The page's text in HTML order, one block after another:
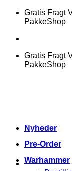
FortsætGratis Fragt
PakkeShop
Gratis Fragt
PakkeShop
Nyheder
Pre-Order
Warhammer